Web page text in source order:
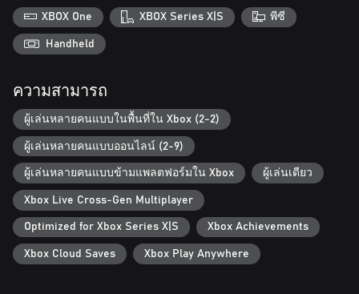
◆The fate of the universe will be determined…
The story of Guilty Gear, spanning over 20 years, will finally come
to a conclusion in “Guilty Gear -Strive-“. The trials and
resolved. Discover the astonishing truth awaiting at the end of all
things.
XBOX One XBOX Series X|S พีซี
Handheld
ความสามารถ
ผู้เล่นหลายคนแบบในพื้นที่ใน Xbox (2-2)
ผู้เล่นหลายคนแบบออนไลน์ (2-9)
ผู้เล่นหลายคนแบบข้ามแพลตฟอร์มใน Xbox ผู้เล่นเดียว
Xbox Live Cross-Gen Multiplayer
Optimized for Xbox Series X|S Xbox Achievements
Xbox Cloud Saves Xbox Play Anywhere